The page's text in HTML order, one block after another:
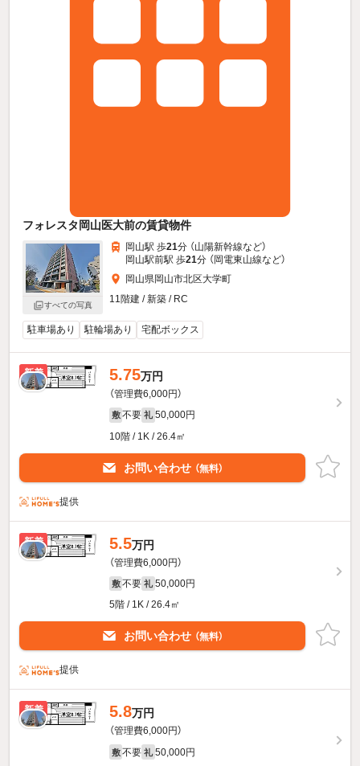
フォレスタ岡山医大前の賃貸物件
すべての写真
岡山駅 歩21分 （山陽新幹線など）
岡山駅前駅 歩21分 （岡電東山線など）
岡山県岡山市北区大学町
11階建 / 新築 / RC
駐車場あり 駐輪場あり 宅配ボックス
新着 5.75万円
（管理費6,000円）
敷 不要 礼 50,000円
10階 / 1K / 26.4㎡
お問い合わせ （無料）
提供
新着 5.5万円
（管理費6,000円）
敷 不要 礼 50,000円
5階 / 1K / 26.4㎡
お問い合わせ （無料）
提供
新着 5.8万円
（管理費6,000円）
敷 不要 礼 50,000円